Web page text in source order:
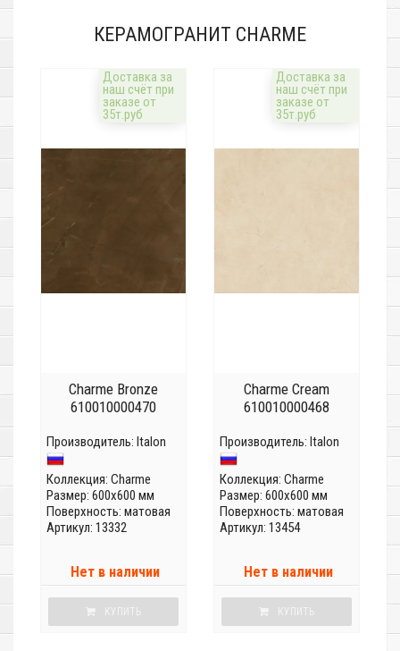
КЕРАМОГРАНИТ CHARME
Доставка за
наш счёт при
заказе от
35т.руб
Charme Bronze
610010000470
Производитель: Italon
Коллекция: Charme
Размер: 600x600 мм
Поверхность: матовая
Артикул: 13332
Нет в наличии
КУПИТЬ
Доставка за
наш счёт при
заказе от
35т.руб
Charme Cream
610010000468
Производитель: Italon
Коллекция: Charme
Размер: 600x600 мм
Поверхность: матовая
Артикул: 13454
Нет в наличии
КУПИТЬ